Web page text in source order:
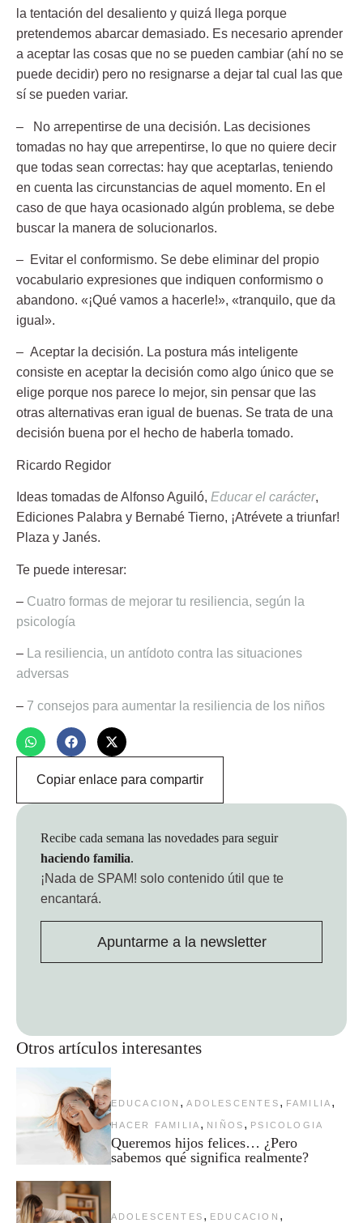
la tentación del desaliento y quizá llega porque
pretendemos abarcar demasiado. Es necesario aprender
a aceptar las cosas que no se pueden cambiar (ahí no se
puede decidir) pero no resignarse a dejar tal cual las que
sí se pueden variar.
– No arrepentirse de una decisión. Las decisiones
tomadas no hay que arrepentirse, lo que no quiere decir
que todas sean correctas: hay que aceptarlas, teniendo
en cuenta las circunstancias de aquel momento. En el
caso de que haya ocasionado algún problema, se debe
buscar la manera de solucionarlos.
– Evitar el conformismo. Se debe eliminar del propio
vocabulario expresiones que indiquen conformismo o
abandono. «¡Qué vamos a hacerle!», «tranquilo, que da
igual».
– Aceptar la decisión. La postura más inteligente
consiste en aceptar la decisión como algo único que se
elige porque nos parece lo mejor, sin pensar que las
otras alternativas eran igual de buenas. Se trata de una
decisión buena por el hecho de haberla tomado.
Ricardo Regidor
Ideas tomadas deAlfonso Aguiló, Educar el carácter,
Ediciones Palabra y Bernabé Tierno, ¡Atrévete a triunfar!
Plaza y Janés.
Te puede interesar:
– Cuatro formas de mejorar tu resiliencia, según la
psicología
–
La resiliencia, un antídoto contra las situaciones
adversas
– 7 consejos para aumentar la resiliencia de los niños
Copiar enlace para compartir
Otros artículos interesantes
EDUCACION , ADOLESCENTES , FAMILIA ,
HACER FAMILIA , NIÑOS , PSICOLOGIA
Queremos hijos felices… ¿Pero
sabemos qué significa realmente?
ADOLESCENTES , EDUCACION ,
Recibe cada semana las novedades para seguir
haciendo familia.
¡Nada de SPAM! solo contenido útil que te
encantará.
Apuntarme a la newsletter